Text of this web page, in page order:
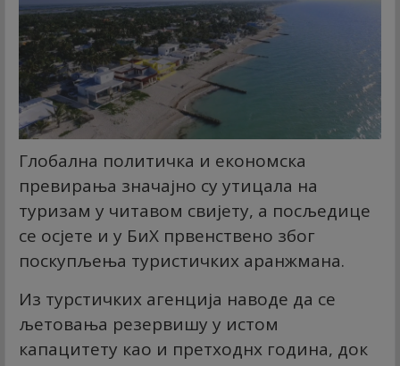
Глобална политичка и економска
превирања значајно су утицала на
туризам у читавом свијету, а посљедице
се осјете и у БиХ првенствено због
поскупљења туристичких аранжмана.
Из турстичких агенција наводе да се
љетовања резервишу у истом
капацитету као и претходнх година, док